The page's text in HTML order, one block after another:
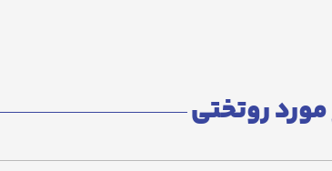
روتختی